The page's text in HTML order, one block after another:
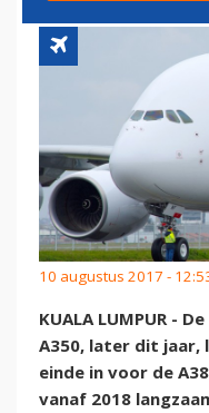
10 augustus 2017 -
KUALA LUMPUR -
A350, later dit jaar,
einde in voor de
vanaf 2018